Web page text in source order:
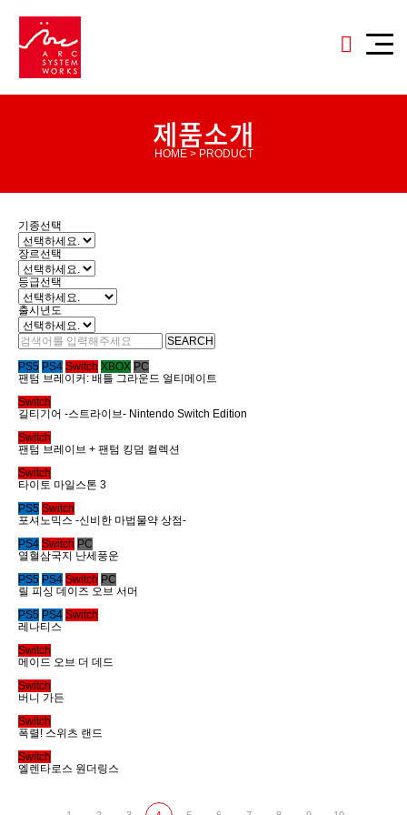
제품소개
HOME > PRODUCT
기종선택
장르선택
등급선택
출시년도
SEARCH
PS5 PS4 Switch XBOX PC
팬텀 브레이커: 배틀 그라운드 얼티메이트
Switch
길티기어 -스트라이브- Nintendo Switch Edition
Switch
팬텀 브레이브 + 팬텀 킹덤 컬렉션
Switch
타이토 마일스톤 3
PS5 Switch
포셔노믹스 -신비한 마법물약 상점-
PS4 Switch PC
열혈삼국지 난세풍운
PS5 PS4 Switch PC
릴 피싱 데이즈 오브 서머
PS5 PS4 Switch
레나티스
Switch
메이드 오브 더 데드
Switch
버니 가든
Switch
폭렬! 스위츠 랜드
Switch
엘렌타로스 원더링스